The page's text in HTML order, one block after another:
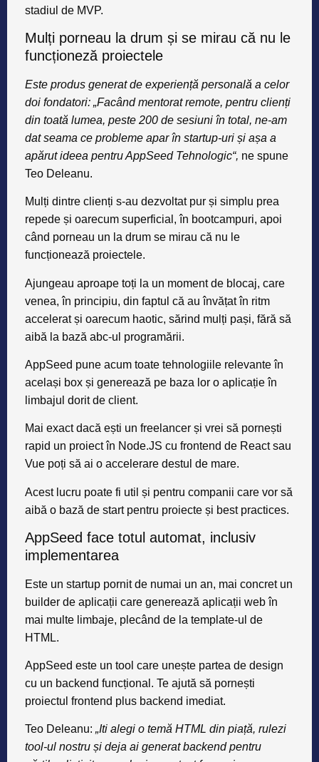
stadiul de MVP.
Mulți porneau la drum și se mirau că nu le
funcționeză proiectele
Este produs generat de experiență personală a celor
doi fondatori: „Facând mentorat remote, pentru clienți
din toată lumea, peste 200 de sesiuni în total, ne-am
dat seama ce probleme apar în startup-uri și așa a
apărut ideea pentru AppSeed Tehnologic“, ne spune
Teo Deleanu.
Mulți dintre clienți s-au dezvoltat pur și simplu prea
repede și oarecum superficial, în bootcampuri, apoi
când porneau un la drum se mirau că nu le
funcționează proiectele.
Ajungeau aproape toți la un moment de blocaj, care
venea, în principiu, din faptul că au învățat în ritm
accelerat și oarecum haotic, sărind mulți pași, fără să
aibă la bază abc-ul programării.
AppSeed pune acum toate tehnologiile relevante în
același box și generează pe baza lor o aplicație în
limbajul dorit de client.
Mai exactdacă ești un freelancer și vrei să pornești
rapid un proiect în Node.JS cu frontend de React sau
Vue poți să ai o accelerare destul de mare.
Acest lucru poate fi util și pentru companii care vor să
aibă o bază de start pentru proiecte și best practices.
AppSeed face totul automat, inclusiv
implementarea
Este un startup pornit de numai un an, mai concret un
builder de aplicații care generează aplicații web în
mai multe limbaje, plecând de la template-ul de
HTML.
AppSeed este un tool care unește partea de design
cu un backend funcțional. Te ajută să pornești
proiectul frontend plus backend imediat.
Teo Deleanu: „Iti alegi o temă HTML din piață, rulezi
tool-ul nostru și deja ai generat backend pentru